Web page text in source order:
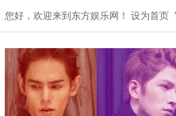
您好，欢迎来到东方娱乐网！ 设为首页